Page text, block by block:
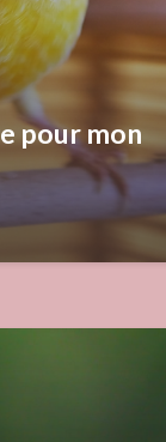
pour mon